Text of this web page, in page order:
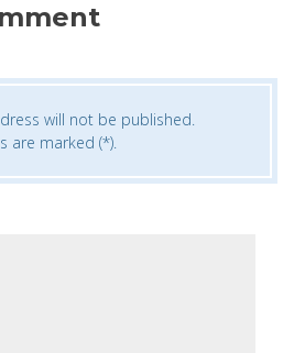
will not be published.
are marked (*).